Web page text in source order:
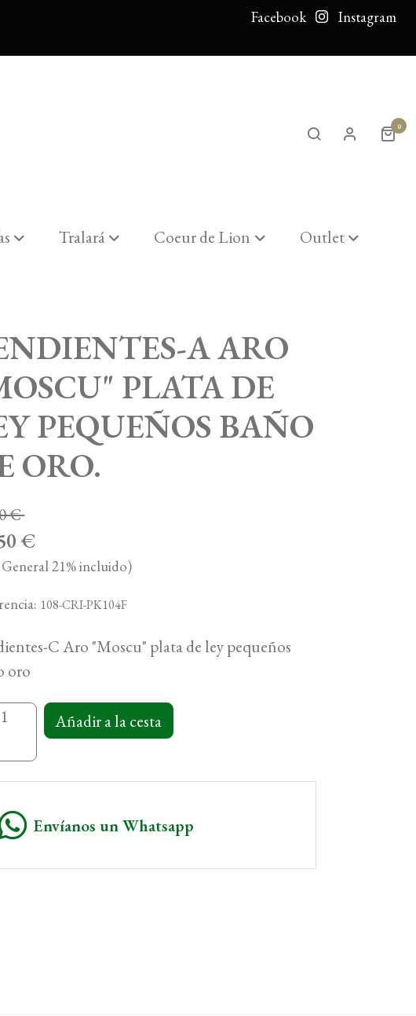
Facebook Instagram
0
Tralará Coeur de Lion Outlet
DE ORO.
A ARO
PLATA DE
PEQUEÑOS BAÑO
ORO.
€
€
21% incluido)
108-CRI-PK104F
C Aro "Moscu" plata de ley pequeños
oro
Añadir a la cesta
Envíanos un Whatsapp